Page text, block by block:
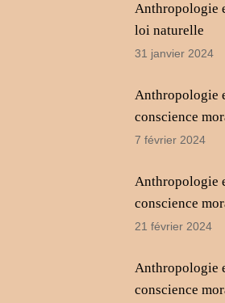
Anthropologie
loi naturelle
31 janvier 2024
Anthropologie
conscience
7 février 2024
Anthropologie
conscience
21 février 2024
Anthropologie
conscience